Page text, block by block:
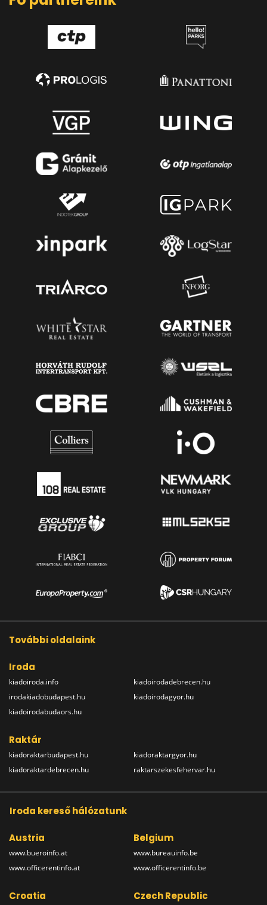
További oldalaink
Iroda
kiadoiroda.info
irodakiadobudapest.hu
kiadoirodabudaors.hu
kiadoirodadebrecen.hu
kiadoirodagyor.hu
Raktár
kiadoraktarbudapest.hu
kiadoraktardebrecen.hu
kiadoraktargyor.hu
raktarszekesfehervar.hu
Iroda kereső hálózatunk
Austria
www.bueroinfo.at
www.officerentinfo.at
Belgium
www.bureauinfo.be
www.officerentinfo.be
Croatia Czech Republic